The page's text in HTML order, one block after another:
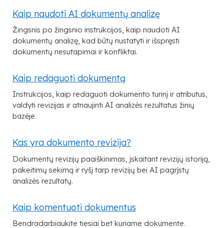
Kaip naudoti AI dokumentų analizę
Žingsnis po žingsnio instrukcijos, kaip naudoti AI
dokumentų analizę, kad būtų nustatyti ir išspręsti
dokumentų nesutapimai ir konfliktai.
Kaip redaguoti dokumentą
Instrukcijos, kaip redaguoti dokumento turinį ir atributus,
valdyti revizijas ir atnaujinti AI analizės rezultatus žinių
bazėje.
Kas yra dokumento revizija?
Dokumentų revizijų paaiškinimas, įskaitant revizijų istoriją,
pakeitimų sekimą ir ryšį tarp revizijų bei AI pagrįstų
analizės rezultatų.
Kaip komentuoti dokumentus
Bendradarbiaukite tiesiai bet kuriame dokumente.